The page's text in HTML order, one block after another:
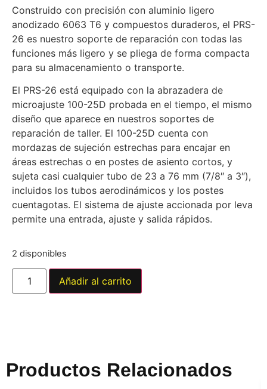
Construido con precisión con aluminio ligero
anodizado 6063 T6 y compuestos duraderos, el PRS-
26 es nuestro soporte de reparación con todas las
funciones más ligero y se pliega de forma compacta
para su almacenamiento o transporte.
El PRS-26 está equipado con la abrazadera de
microajuste 100-25D probada en el tiempo, el mismo
diseño que aparece en nuestros soportes de
reparación de taller. El 100-25D cuenta con
mordazas de sujeción estrechas para encajar en
áreas estrechas o en postes de asiento cortos, y
sujeta casi cualquier tubo de 23 a 76 mm (7/8″ a 3″),
incluidos los tubos aerodinámicos y los postes
cuentagotas. El sistema de ajuste accionada por leva
permite una entrada, ajuste y salida rápidos.
2 disponibles
Añadir al carrito
Productos Relacionados